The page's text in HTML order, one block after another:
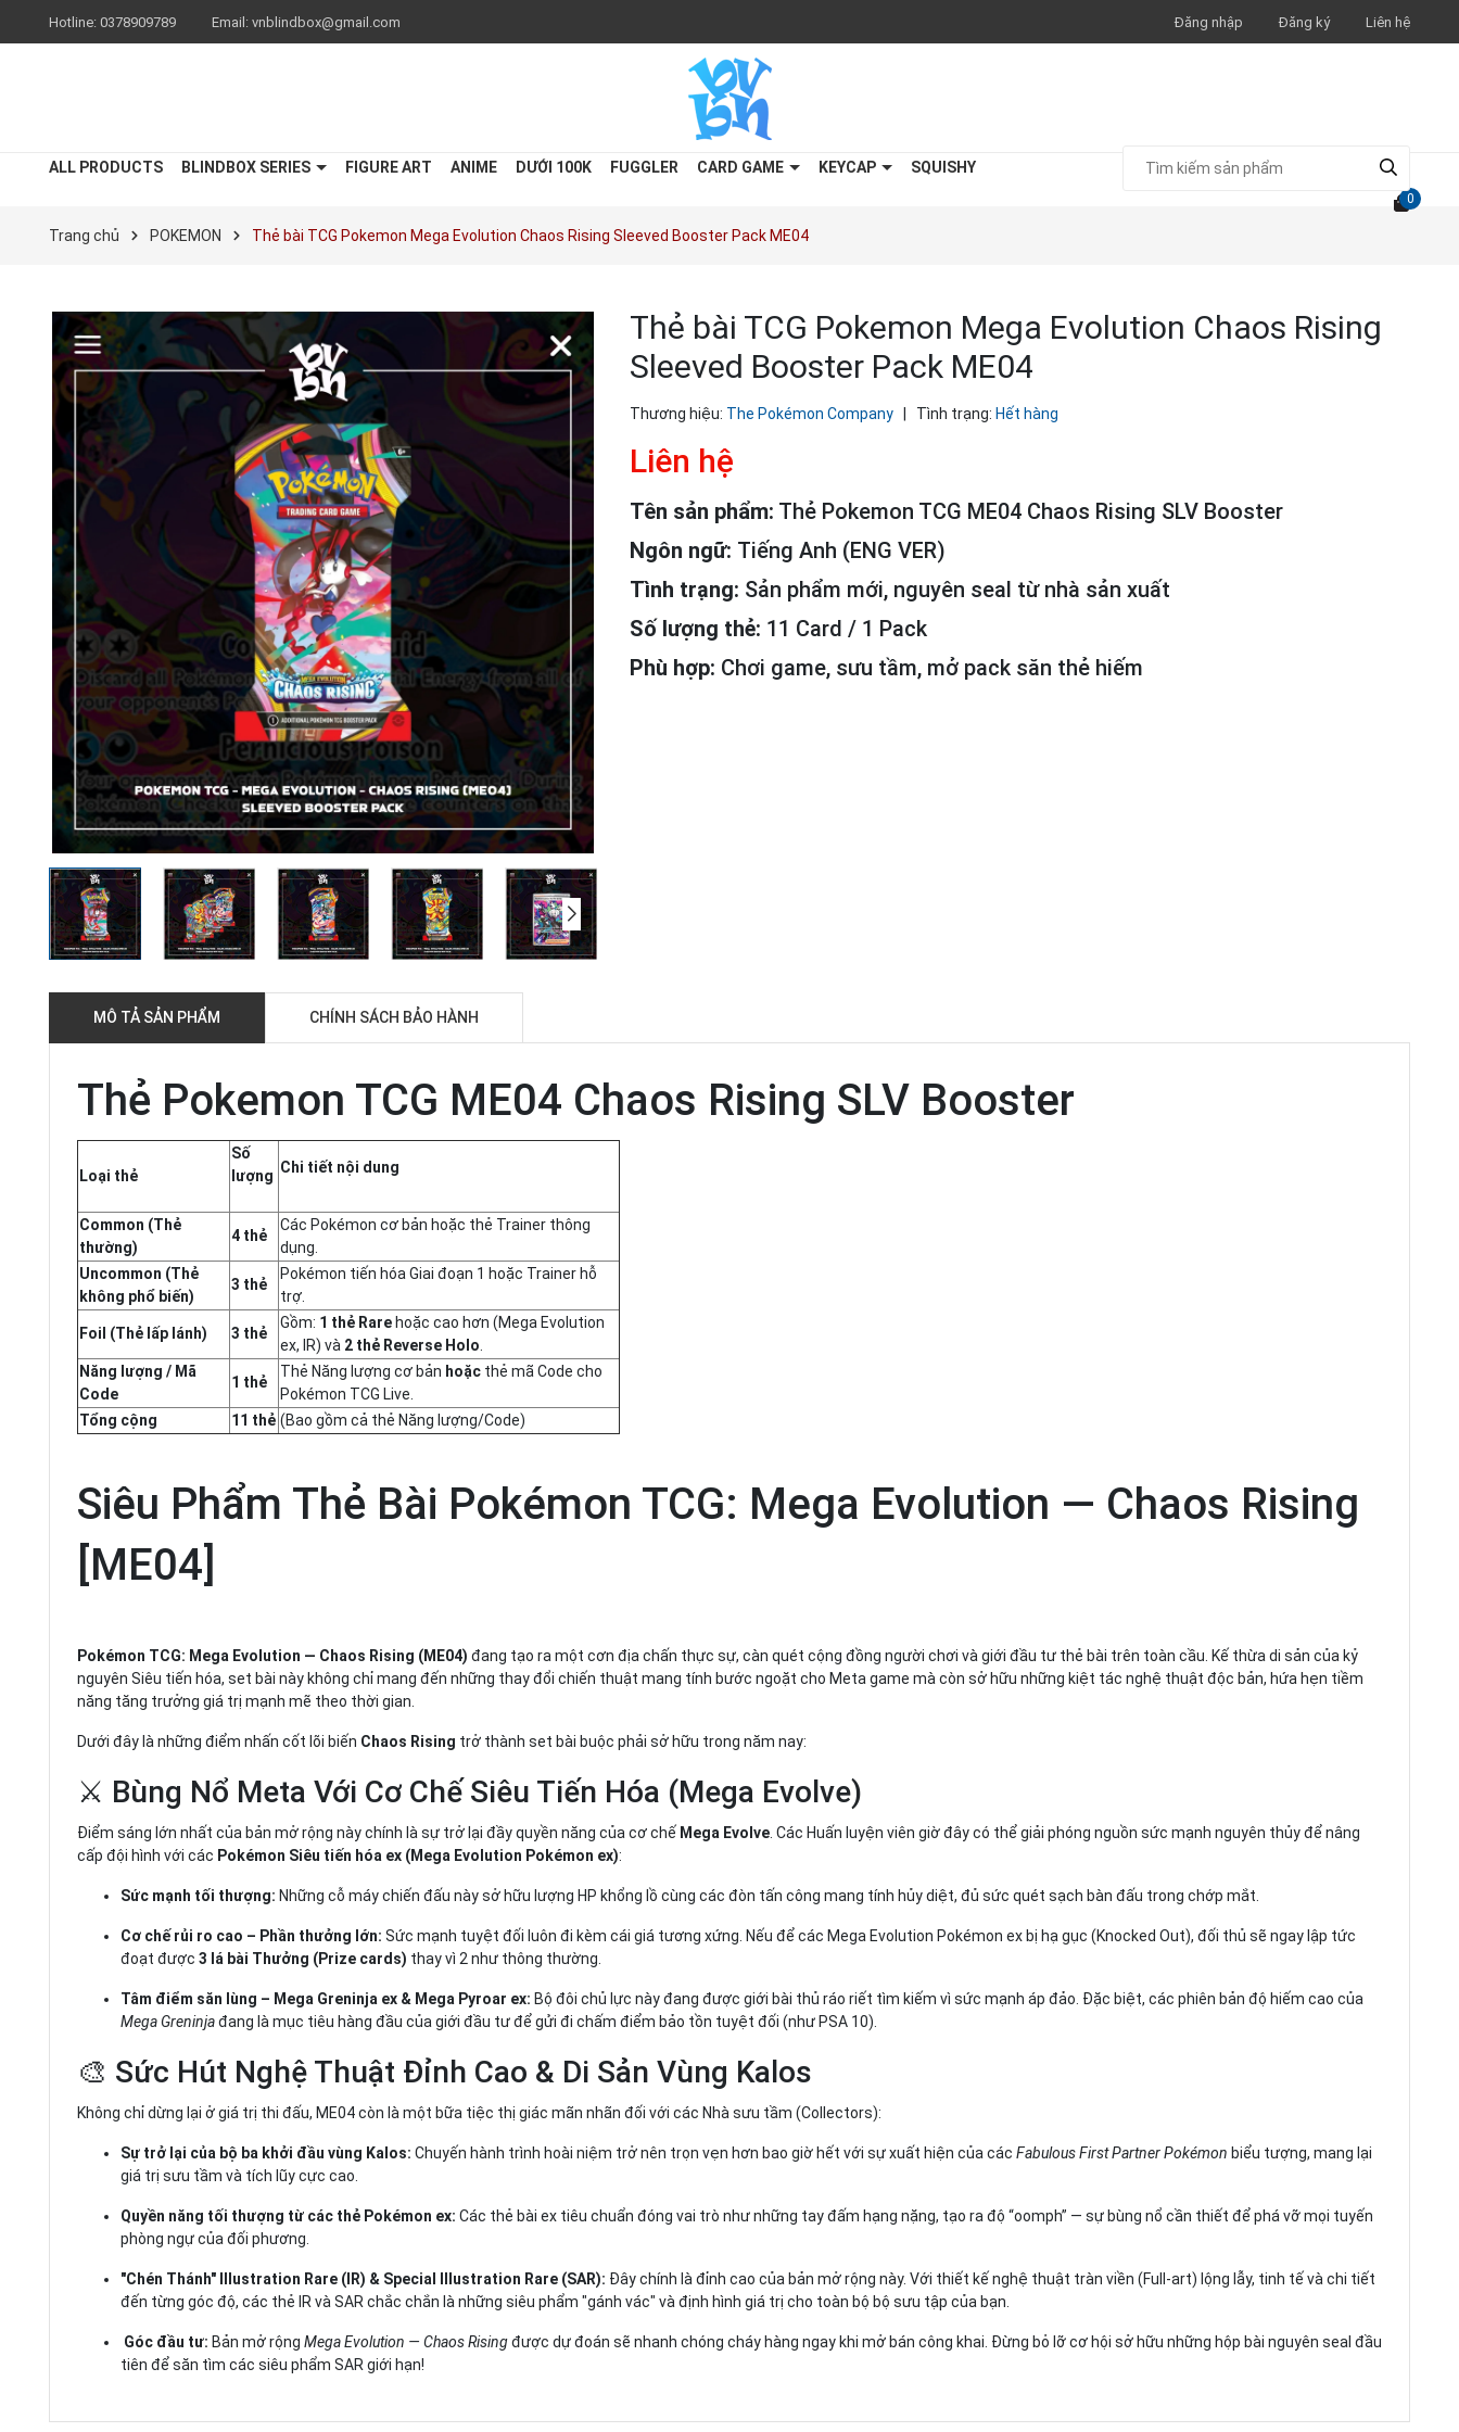
Hotline: 0378909789 Email: vnblindbox@gmail.com Đăng nhập Đăng ký Liên hệ
ALL PRODUCTS BLINDBOX SERIES FIGURE ART ANIME DƯỚI 100K FUGGLER CARD GAME KEYCAP SQUISHY
0
Trang chủ POKEMON Thẻ bài TCG Pokemon Mega Evolution Chaos Rising Sleeved Booster Pack ME04
Thẻ bài TCG Pokemon Mega Evolution Chaos Rising
Sleeved Booster Pack ME04
Thương hiệu: The Pokémon Company Tình trạng: Hết hàng
Liên hệ
Tên sản phẩm: Thẻ Pokemon TCG ME04 Chaos Rising SLV Booster
Ngôn ngữ: Tiếng Anh (ENG VER)
Tình trạng: Sản phẩm mới, nguyên seal từ nhà sản xuất
Số lượng thẻ: 11 Card / 1 Pack
Phù hợp: Chơi game, sưu tầm, mở pack săn thẻ hiếm
MÔ TẢ SẢN PHẨM CHÍNH SÁCH BẢO HÀNH
Thẻ Pokemon TCG ME04 Chaos Rising SLV Booster
Loại thẻ
Số
lượng Chi tiết nội dung
Common (Thẻ
thường)
4 thẻ
Các Pokémon cơ bản hoặc thẻ Trainer thông
dụng.
Uncommon (Thẻ
không phổ biến)
3 thẻ
Pokémon tiến hóa Giai đoạn 1 hoặc Trainer hỗ
trợ.
Foil (Thẻ lấp lánh) 3 thẻ
Gồm: 1 thẻ Rare hoặc cao hơn (Mega Evolution
ex, IR) và 2 thẻ Reverse Holo
Năng lượng / Mã
Code
1 thẻ
Thẻ Năng lượng cơ bản hoặc thẻ mã Code cho
Pokémon TCG Live.
Tổng cộng
11 thẻ (Bao gồm cả thẻ Năng lượng/Code)
Siêu Phẩm Thẻ Bài Pokémon TCG: Mega Evolution — Chaos Rising
[ME04]
Pokémon TCG: Mega Evolution — Chaos Rising (ME04) đang tạo ra một cơn địa chấn thực sự, càn quét cộng đồng người chơi và giới đầu tư thẻ bài trên toàn cầu. Kế thừa di sản của kỷ
nguyên Siêu tiến hóa, set bài này không chỉ mang đến những thay đổi chiến thuật mang tính bước ngoặt cho Meta game mà còn sở hữu những kiệt tác nghệ thuật độc bản, hứa hẹn tiềm
năng tăng trưởng giá trị mạnh mẽ theo thời gian.
Dưới đây là những điểm nhấn cốt lõi biến Chaos Rising trở thành set bài buộc phải sở hữu trong năm nay:
⚔️ Bùng Nổ Meta Với Cơ Chế Siêu Tiến Hóa (Mega Evolve)
Điểm sáng lớn nhất của bản mở rộng này chính là sự trở lại đầy quyền năng của cơ chế Mega Evolve . Các Huấn luyện viên giờ đây có thể giải phóng nguồn sức mạnh nguyên thủy để nâng
cấp đội hình với các Pokémon Siêu tiến hóa ex (Mega Evolution Pokémon ex):
Sức mạnh tối thượng: Những cỗ máy chiến đấu này sở hữu lượng HP khổng lồ cùng các đòn tấn công mang tính hủy diệt, đủ sức quét sạch bàn đấu trong chớp mắt.
Cơ chế rủi ro cao – Phần thưởng lớn: Sức mạnh tuyệt đối luôn đi kèm cái giá tương xứng. Nếu để các Mega Evolution Pokémon ex bị hạ gục (Knocked Out), đối thủ sẽ ngay lập tức
đoạt được 3 lá bài Thưởng (Prize cards) thay vì 2 như thông thường.
Tâm điểm săn lùng – Mega Greninja ex & Mega Pyroar ex: Bộ đôi chủ lực này đang được giới bài thủ ráo riết tìm kiếm vì sức mạnh áp đảo. Đặc biệt, các phiên bản độ hiếm cao của
Mega Greninjađang là mục tiêu hàng đầu của giới đầu tư để gửi đi chấm điểm bảo tồn tuyệt đối (như PSA 10).
🎨 Sức Hút Nghệ Thuật Đỉnh Cao & Di Sản Vùng Kalos
Không chỉ dừng lại ở giá trị thi đấu, ME04 còn là một bữa tiệc thị giác mãn nhãn đối với các Nhà sưu tầm (Collectors):
Sự trở lại của bộ ba khởi đầu vùng Kalos: Chuyến hành trình hoài niệm trở nên trọn vẹn hơn bao giờ hết với sự xuất hiện của các Fabulous First Partner Pokémon biểu tượng, mang lại
giá trị sưu tầm và tích lũy cực cao.
Quyền năng tối thượng từ các thẻ Pokémon ex: Các thẻ bài ex tiêu chuẩn đóng vai trò như những tay đấm hạng nặng, tạo ra độ “oomph” — sự bùng nổ cần thiết để phá vỡ mọi tuyến
phòng ngự của đối phương.
"Chén Thánh" Illustration Rare (IR) & Special Illustration Rare (SAR): Đây chính là đỉnh cao của bản mở rộng này. Với thiết kế nghệ thuật tràn viền (Full-art) lộng lẫy, tinh tế và chi tiết
đến từng góc độ, các thẻ IR và SAR chắc chắn là những siêu phẩm "gánh vác" và định hình giá trị cho toàn bộ bộ sưu tập của bạn.
Góc đầu tư: Bản mở rộng Mega Evolution — Chaos Risingđược dự đoán sẽ nhanh chóng cháy hàng ngay khi mở bán công khai. Đừng bỏ lỡ cơ hội sở hữu những hộp bài nguyên seal đầu
tiên để săn tìm các siêu phẩm SAR giới hạn!